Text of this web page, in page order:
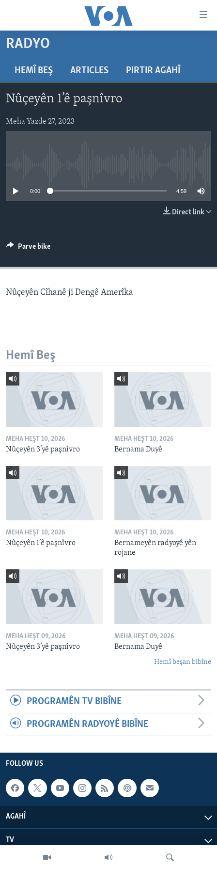
Yekser
here
naveroka
serekî
here
serekî
NÛÇE
FOTO GALERÎ
RADYO
AMERÎKA
TIRKÎYE
ROJHILATA NAVÎN
SERNIVÎS
Learning English
Zimanên Din
RADYO
HEMÎ BEŞ ARTICLES PIRTIR AGAHÎ
Nûçeyên 1’ê paşnîvro
Meha Yazde 27, 2023
0:00 4:59
Direct link
Parve bike
Nûçeyên Cîhanê ji Dengê Amerîka
Hemî Beş
MEHA HEŞT 10, 2026
Nûçeyên 3’yê paşnîvro
MEHA HEŞT 10, 2026
Bernama Duyê
MEHA HEŞT 10, 2026
Nûçeyên 1’ê paşnîvro
MEHA HEŞT 10, 2026
Bernameyên radyoyê yên
rojane
MEHA HEŞT 09, 2026
Nûçeyên 3’yê paşnîvro
MEHA HEŞT 09, 2026
Bernama Duyê
Hemî beşan bibîne
PROGRAMÊN TV BIBÎNE
PROGRAMÊN RADYOYÊ BIBÎNE
FOLLOW US
AGAHÎ
TV